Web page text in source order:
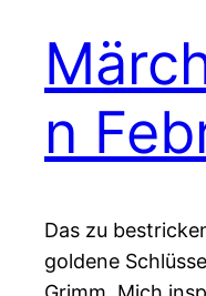
n
Das zu
goldene